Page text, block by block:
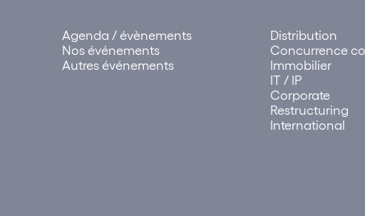
Agenda / évènements
Nos événements
Autres événements
Distribution
Concurrence
Immobilier
IT / IP
Corporate
Restructuring
International